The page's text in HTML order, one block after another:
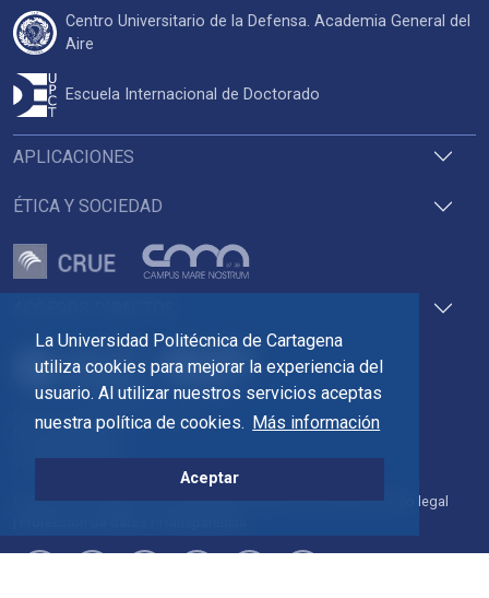
La Universidad Politécnica de Cartagena
utiliza cookies para mejorar la experiencia del
usuario. Al utilizar nuestros servicios aceptas
nuestra política de cookies. Más información
Aceptar
Pza. del Cronista Isidoro Valverde
Edif. La Milagrosa
Directorio Contacto Accesibilidad Política de Cookies Aviso legal
APLICACIONES
ÉTICA Y SOCIEDAD
Centro Universitario de la Defensa. Academia General del
Aire
Escuela Internacional de Doctorado